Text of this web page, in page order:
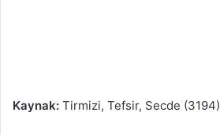
Kaynak: Tirmizi, Tefsir, Secde (3194)